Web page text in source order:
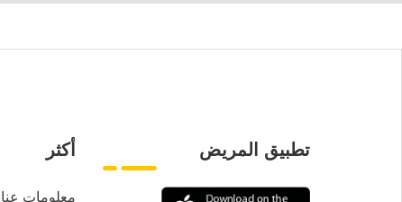
أكثر
معلومات عنا
تطبيق المريض